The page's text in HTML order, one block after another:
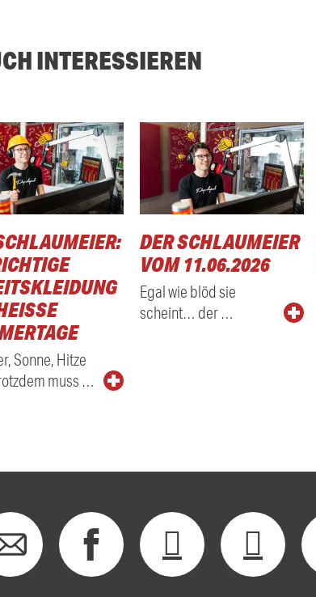
INTERESSIEREN
S
Sonne, Hitze
muss …
DER SCHLAUMEIER
VOM 11.06.2026
Egal wie blöd sie
scheint… der …